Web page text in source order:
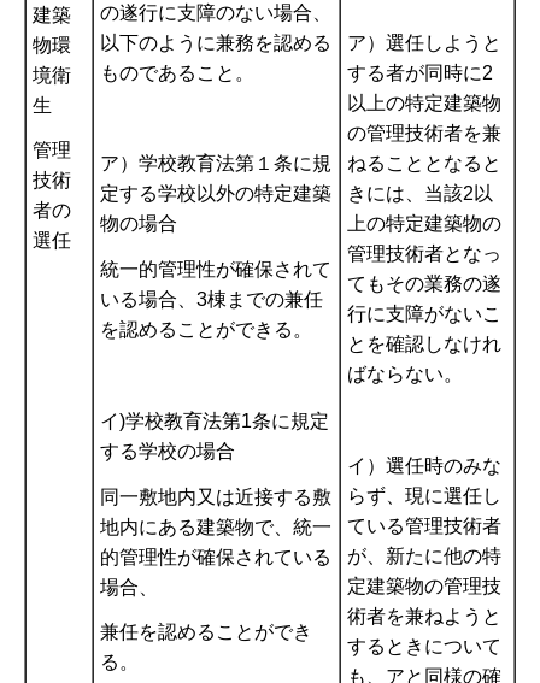
建築
物環
境衛
生
管理
技術
者の
選任
の遂行に支障のない場合、
以下のように兼務を認める
ものであること。
ア）学校教育法第１条に規
定する学校以外の特定建築
物の場合
統一的管理性が確保されて
いる場合、3棟までの兼任
を認めることができる。
イ)学校教育法第1条に規定
する学校の場合
同一敷地内又は近接する敷
地内にある建築物で、統一
的管理性が確保されている
場合、
兼任を認めることができ
る。
ア）選任しようと
する者が同時に2
以上の特定建築物
の管理技術者を兼
ねることとなると
きには、当該2以
上の特定建築物の
管理技術者となっ
てもその業務の遂
行に支障がないこ
とを確認しなけれ
ばならない。
イ）選任時のみな
らず、現に選任し
ている管理技術者
が、新たに他の特
定建築物の管理技
術者を兼ねようと
するときについて
も、アと同様の確